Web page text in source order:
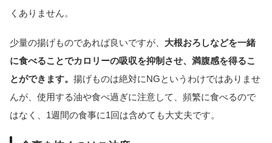
くありません。
少量の揚げものであれば良いですが、 大根おろしなどを一緒
に食べることでカロリーの吸収を抑制させ、満腹感を得るこ
とができます。 揚げものは絶対にNGというわけではありませ
んが、使用する油や食べ過ぎに注意して、頻繁に食べるので
はなく、1週間の食事に1回は含めても大丈夫です。